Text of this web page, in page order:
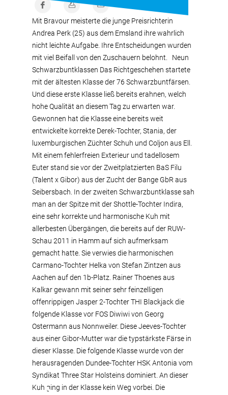
Mit Bravour meisterte die junge Preisrichterin
Andrea Perk (25) aus dem Emsland ihre wahrlich
nicht leichte Aufgabe. Ihre Entscheidungen wurden
mit viel Beifall von den Zuschauern belohnt. Neun
Schwarzbuntklassen Das Richtgeschehen startete
mit der ältesten Klasse der 76 Schwarzbuntfärsen.
Und diese erste Klasse ließ bereits erahnen, welch
hohe Qualität an diesem Tag zu erwarten war.
Gewonnen hat die Klasse eine bereits weit
entwickelte korrekte Derek-Tochter, Stania, der
luxemburgischen Züchter Schuh und Coljon aus Ell.
Mit einem fehlerfreien Exterieur und tadellosem
Euter stand sie vor der Zweitplatzierten BaS Filu
(Talent x Gibor) aus der Zucht der Bange GbR aus
Seibersbach. In der zweiten Schwarzbuntklasse sah
man an der Spitze mit der Shottle-Tochter Indira,
eine sehr korrekte und harmonische Kuh mit
allerbesten Übergängen, die bereits auf der RUW-
Schau 2011 in Hamm auf sich aufmerksam
gemacht hatte. Sie verwies die harmonischen
Carmano-Tochter Helka von Stefan Zintzen aus
Aachen auf den 1b-Platz. Rainer Thoenes aus
Kalkar gewann mit seiner sehr feinzelligen
offenrippigen Jasper 2-Tochter THI Blackjack die
folgende Klasse vor FOS Diwiwi von Georg
Ostermann aus Nonnweiler. Diese Jeeves-Tochter
aus einer Gibor-Mutter war die typstärkste Färse in
dieser Klasse. Die folgende Klasse wurde von der
herausragenden Dundee-Tochter HSK Antonia vom
Syndikat Three Star Holsteins dominiert. An dieser
Kuh ging in der Klasse kein Weg vorbei. Die